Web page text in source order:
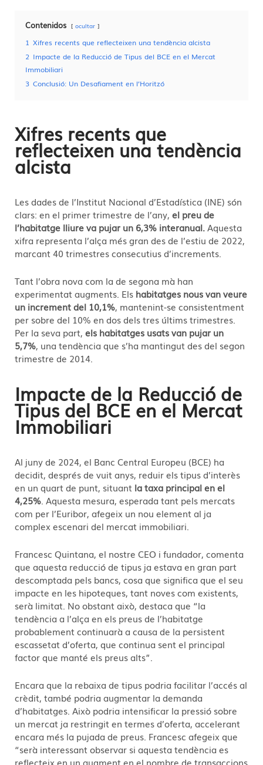
Contenidos ocultar
1 Xifres recents que reflecteixen una tendència alcista
2 Impacte de la Reducció de Tipus del BCE en el Mercat
Immobiliari
3 Conclusió: Un Desafiament en l’Horitzó
Xifres recents que
reflecteixen una tendència
alcista
Les dades de l’Institut Nacional d’Estadística (INE) són
clars: en el primer trimestre de l’any, el preu de
l’habitatge lliure va pujar un 6,3% interanual.Aquesta
xifra representa l’alça més gran des de l’estiu de 2022,
marcant 40 trimestres consecutius d’increments.
Tant l’obra nova com la de segona mà han
experimentat augments. Els habitatges nous van veure
un increment del 10,1%, mantenint-se consistentment
per sobre del 10% en dos dels tres últims trimestres.
Per la seva part, els habitatges usats van pujar un
5,7%, una tendència que s’ha mantingut des del segon
trimestre de 2014.
Impacte de la Reducció de
Tipus del BCE en el Mercat
Immobiliari
Al juny de 2024, el Banc Central Europeu (BCE) ha
decidit, després de vuit anys, reduir els tipus d’interès
en un quart de punt, situant la taxa principal en el
4,25% . Aquesta mesura, esperada tant pels mercats
com per l’Euribor, afegeix un nou element al ja
complex escenari del mercat immobiliari.
Francesc Quintana, el nostre CEO i fundador, comenta
que aquesta reducció de tipus ja estava en gran part
descomptada pels bancs, cosa que significa que el seu
impacte en les hipoteques, tant noves com existents,
serà limitat. No obstant això, destaca que “la
tendència a l’alça en els preus de l’habitatge
probablement continuarà a causa de la persistent
escassetat d’oferta, que continua sent el principal
factor que manté els preus alts”.
Encara que la rebaixa de tipus podria facilitar l’accés al
crèdit, també podria augmentar la demanda
d’habitatges. Això podria intensificar la pressió sobre
un mercat ja restringit en termes d’oferta, accelerant
encara més la pujada de preus. Francesc afegeix que
“serà interessant observar si aquesta tendència es
reflecteix en un augment en el nombre de transaccions